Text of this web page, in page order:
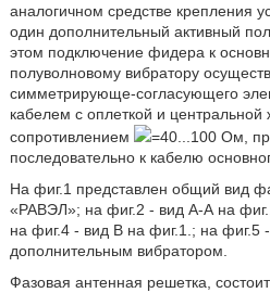
аналогичном средстве крепления
один дополнительный активный
этом подключение фидера к
полуволновому вибратору
симметрирующе-согласующего
кабелем с оплеткой и
сопротивлением
=40...100 Ом,
последовательно к кабелю
На фиг.1 представлен общий вид
«РАВЭЛ»; на фиг.2 - вид А-А на
на фиг.4 - вид В на фиг.1.; на фиг.5
дополнительным вибратором.
Фазовая антенная решетка,